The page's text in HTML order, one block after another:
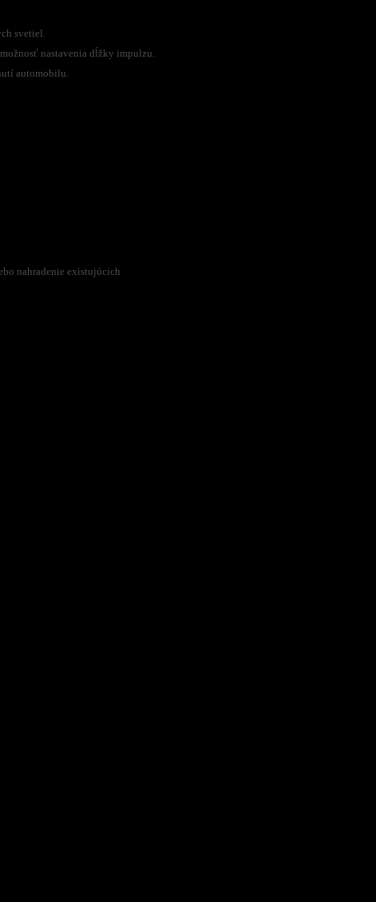
svetiel.
nastavenia dĺžky impulzu.
automobilu.
nahradenie existujúcich